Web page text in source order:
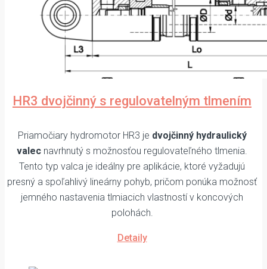
HR3 dvojčinný s regulovatelným tlmením
Priamočiary hydromotor HR3 je dvojčinný hydraulický
valec navrhnutý s možnosťou regulovateľného tlmenia.
Tento typ valca je ideálny pre aplikácie, ktoré vyžadujú
presný a spoľahlivý lineárny pohyb, pričom ponúka možnosť
jemného nastavenia tlmiacich vlastností v koncových
polohách.
Detaily